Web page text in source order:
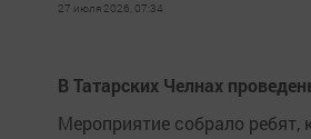
27 июля 2026, 07:34
В Татарских Челнах
Мероприятие собрало ребят,